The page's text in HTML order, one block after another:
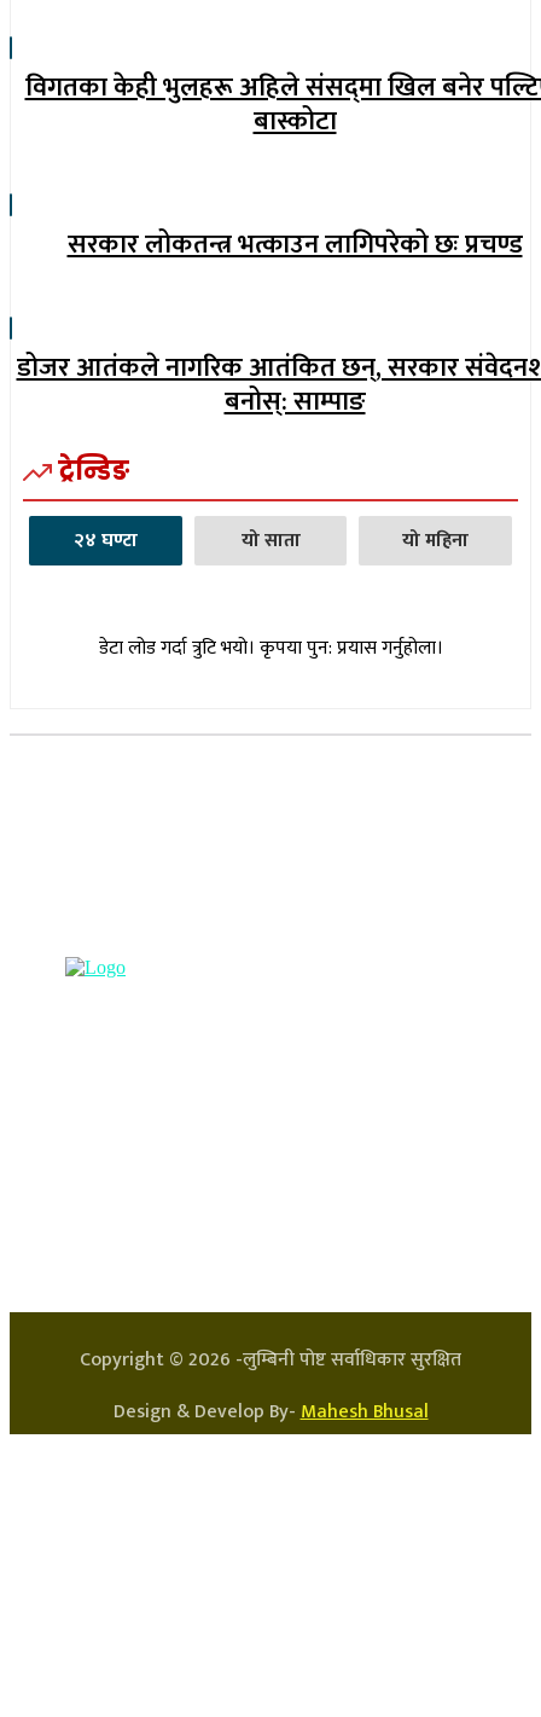
विगतका केही भुलहरू अहिले संसद्‍मा खिल बनेर
बास्कोटा
सरकार लोकतन्त्र भत्काउन लागिपरेको छः प्रचण्ड
डोजर आतंकले नागरिक आतंकित छन्, सरकार
बनोस्: साम्पाङ
ट्रेन्डिङ
२४ घण्टा यो साता यो महिना
डेटा लोड गर्दा त्रुटि भयो। कृपया पुन: प्रयास गर्नुहोला।
Copyright ©2026 -लुम्बिनी पोष्ट सर्वाधिकार सुरक्षित
Design & Develop By-Mahesh Bhusal